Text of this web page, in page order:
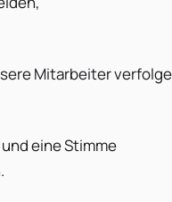
Mitarbeiter
eine Stimme